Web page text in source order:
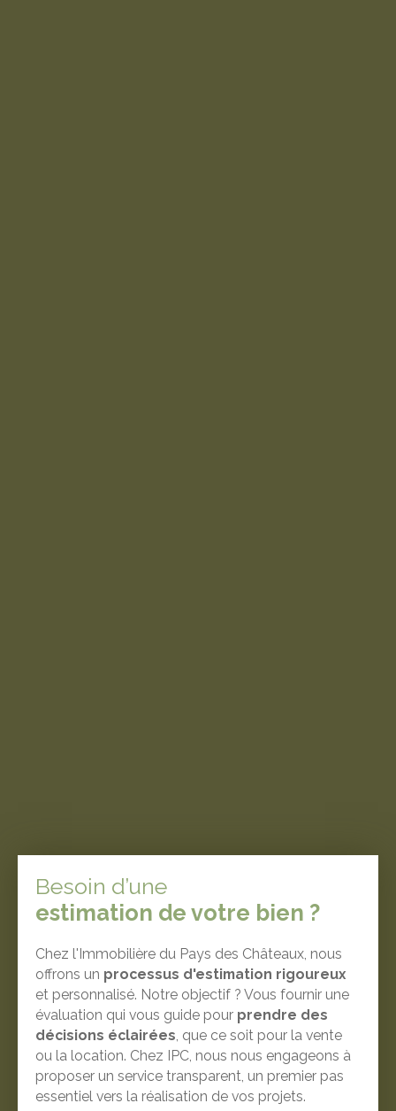
Besoin d’une
estimation de votre bien ?
Chez l'Immobilière du Pays des Châteaux, nous
offrons un processus d'estimation rigoureux
et personnalisé. Notre objectif ? Vous fournir une
évaluation qui vous guide pour prendre des
décisions éclairées, que ce soit pour la vente
ou la location. Chez IPC, nous nous engageons à
proposer un service transparent, un premier pas
essentiel vers la réalisation de vos projets.